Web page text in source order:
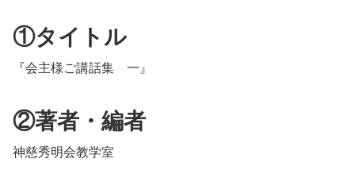
①タイトル
『会主様ご講話集 一』
②著者・編者
神慈秀明会教学室